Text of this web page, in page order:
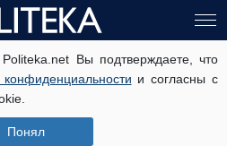
Вы подтверждаете, что
и согласны с
Понял
в
были изменены
в Запорожье